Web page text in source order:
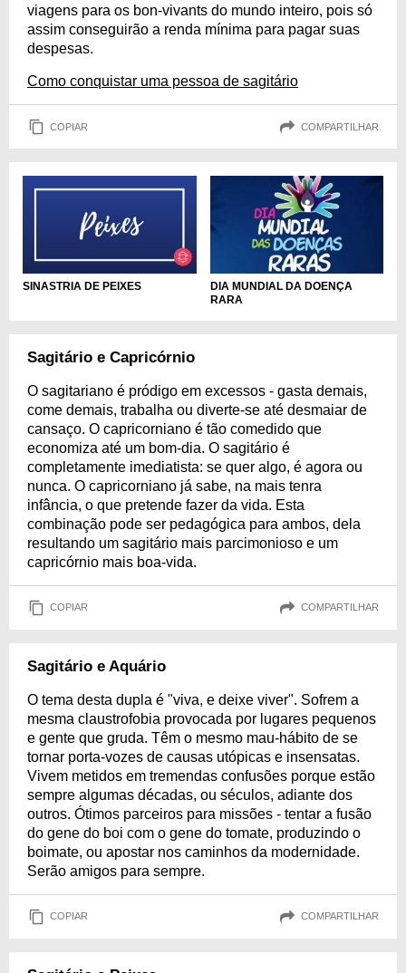
viagens para os bon-vivants do mundo inteiro, pois só
assim conseguirão a renda mínima para pagar suas
despesas.
Como conquistar uma pessoa de sagitário
COPIAR COMPARTILHAR
SINASTRIA DE PEIXES
DIA MUNDIAL DA DOENÇA
RARA
Sagitário e Capricórnio
O sagitariano é pródigo em excessos - gasta demais,
come demais, trabalha ou diverte-se até desmaiar de
cansaço. O capricorniano é tão comedido que
economiza até um bom-dia. O sagitário é
completamente imediatista: se quer algo, é agora ou
nunca. O capricorniano já sabe, na mais tenra
infância, o que pretende fazer da vida. Esta
combinação pode ser pedagógica para ambos, dela
resultando um sagitário mais parcimonioso e um
capricórnio mais boa-vida.
COPIAR COMPARTILHAR
Sagitário e Aquário
O tema desta dupla é "viva, e deixe viver". Sofrem a
mesma claustrofobia provocada por lugares pequenos
e gente que gruda. Têm o mesmo mau-hábito de se
tornar porta-vozes de causas utópicas e insensatas.
Vivem metidos em tremendas confusões porque estão
sempre algumas décadas, ou séculos, adiante dos
outros. Ótimos parceiros para missões - tentar a fusão
do gene do boi com o gene do tomate, produzindo o
boimate, ou apostar nos caminhos da modernidade.
Serão amigos para sempre.
COPIAR COMPARTILHAR